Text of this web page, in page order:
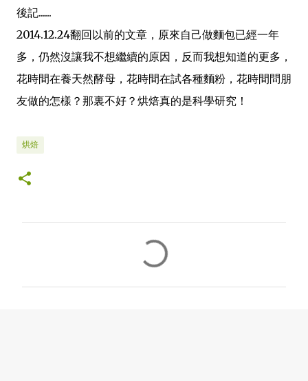
後記......
2014.12.24翻回以前的文章，原來自己做麵包已經一年
多，仍然沒讓我不想繼續的原因，反而我想知道的更多，
花時間在養天然酵母，花時間在試各種麵粉，花時間問朋
友做的怎樣？那裏不好？烘焙真的是科學研究！
烘焙